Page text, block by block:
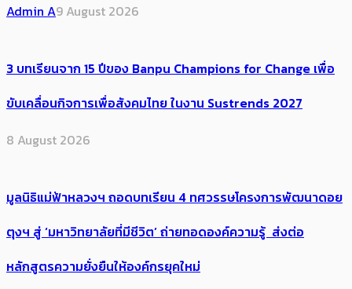
Admin A9 August 2026
3 บทเรียนจาก 15 ปีของ Banpu Champions for Change เพื่อ
ขับเคลื่อนกิจการเพื่อสังคมไทย ในงาน Sustrends 2027
8 August 2026
มูลนิธิแม่ฟ้าหลวงฯ ถอดบทเรียน 4 ทศวรรษโครงการพัฒนาดอย
ตุงฯ สู่ ‘มหาวิทยาลัยที่มีชีวิต’ ถ่ายทอดองค์ความรู้ ส่งต่อ
หลักสูตรความยั่งยืนให้องค์กรยุคใหม่